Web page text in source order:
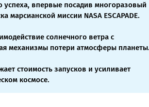
успеха, впервые посадив многоразовый
марсианской миссии NASA ESCAPADE.
солнечного ветра с
механизмы потери атмосферы планеты.
стоимость запусков и усиливает
космосе.